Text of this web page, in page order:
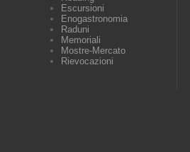
Escursioni
Enogastronomia
Raduni
Memoriali
Mostre-Mercato
Rievocazioni